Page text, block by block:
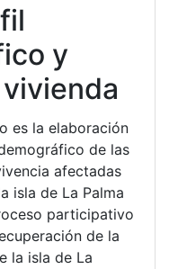
y
es la elaboración
de las
afectadas
isla de La Palma
participativo
de la
la isla de La